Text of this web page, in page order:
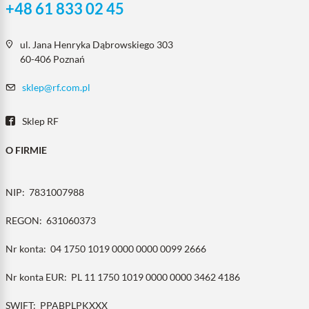
+48 61 833 02 45
ul. Jana Henryka Dąbrowskiego 303
60-406 Poznań
sklep@rf.com.pl
Sklep RF
O FIRMIE
NIP: 7831007988
REGON: 631060373
Nr konta: 04 1750 1019 0000 0000 0099 2666
Nr konta EUR: PL 11 1750 1019 0000 0000 3462 4186
SWIFT: PPABPLPKXXX